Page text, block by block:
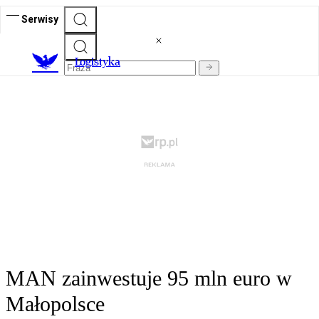
Serwisy
Logistyka
MAN zainwestuje 95 mln euro w
Małopolsce